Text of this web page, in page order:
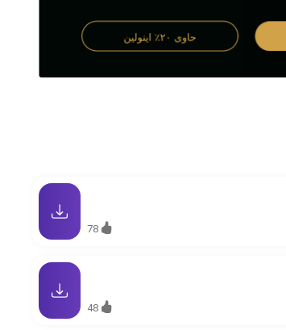
78
48